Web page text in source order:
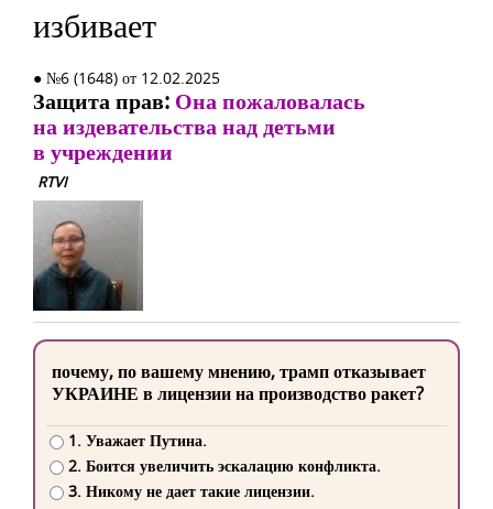
избивает
● №6 (1648) от 12.02.2025
Защита прав: Она пожаловалась
на издевательства над детьми
в учреждении
RTVI
почему, по вашему мнению, трамп отказывает
УКРАИНЕ в лицензии на производство ракет?
1. Уважает Путина.
2. Боится увеличить эскалацию конфликта.
3. Никому не дает такие лицензии.